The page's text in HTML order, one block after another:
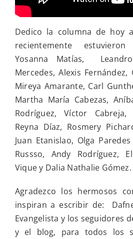
Dedico la columna de hoy
recientemente
Yosanna Matías,
Mercedes, Alexis Fernández,
Mireya Amarante, Carl
Martha María Cabezas,
Rodríguez, Víctor Cabreja,
Reyna Díaz, Rosmery
Juan Etanislao, Olga
Russso, Andy Rodríguez,
Vique y Dalia Nathalie Gómez.
Agradezco los hermosos
inspiran a escribir de:
Evangelista y los seguidores
y el blog, para todos los